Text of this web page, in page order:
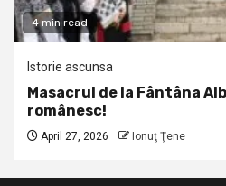
4 min read
Istorie ascunsa
Masacrul de la Fântâna
românesc!
April 27, 2026 Ionuţ Ţene